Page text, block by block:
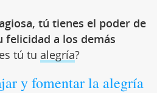
tú tienes el poder de
a los demás
tú tu alegría?
y fomentar la alegría